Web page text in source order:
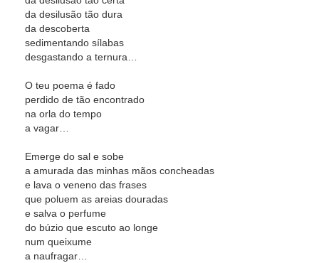
da desilusão tão dura
da descoberta
sedimentando sílabas
desgastando a ternura…
O teu poema é fado
perdido de tão encontrado
na orla do tempo
a vagar…
Emerge do sal e sobe
a amurada das minhas mãos concheadas
e lava o veneno das frases
que poluem as areias douradas
e salva o perfume
do búzio que escuto ao longe
num queixume
a naufragar…